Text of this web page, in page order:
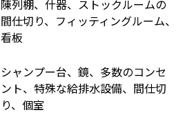
陳列棚、什器、ストックルームの
間仕切り、フィッティングルーム、
看板
シャンプー台、鏡、多数のコンセ
ント、特殊な給排水設備、間仕切
り、個室